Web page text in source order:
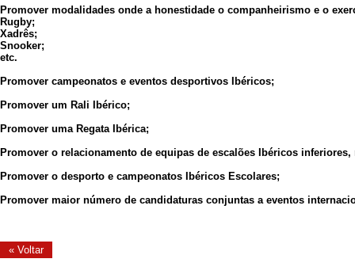
Promover modalidades onde a honestidade o companheirismo e o
Rugby;
Xadrês;
Snooker;
etc.
Promover campeonatos e eventos desportivos Ibéricos;
Promover um Rali Ibérico;
Promover uma Regata Ibérica;
Promover o relacionamento de equipas de escalões Ibéricos
Promover o desporto e campeonatos Ibéricos Escolares;
Promover maior número de candidaturas conjuntas a eventos
« Voltar